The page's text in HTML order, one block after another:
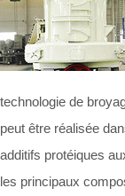
technologie de
peut être réalisée
additifs protéiques
les principaux